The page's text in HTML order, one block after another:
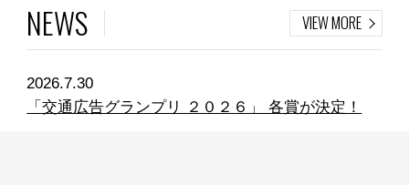
NEWS
2026.7.30
「交通広告グランプリ ２０２６」 各賞が決定！
VIEW MORE